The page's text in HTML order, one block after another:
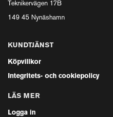
Teknikervägen 17B
149 45 Nynäshamn
KUNDTJÄNST
Köpvillkor
Integritets- och cookiepolicy
LÄS MER
Logga in